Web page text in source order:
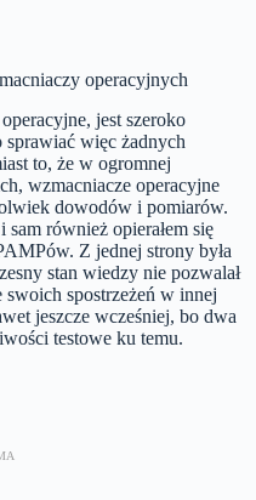
operacyjnych
jest szeroko
sprawiać więc żadnych
to, że w ogromnej
wzmacniacze operacyjne
dowodów i pomiarów.
również opierałem się
Z jednej strony była
stan wiedzy nie pozwalał
swoich spostrzeżeń w innej
jeszcze wcześniej, bo dwa
testowe ku temu.